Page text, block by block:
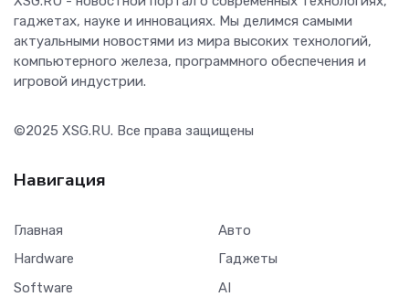
гаджетах, науке и инновациях. Мы делимся самыми
актуальными новостями из мира высоких технологий,
компьютерного железа, программного обеспечения и
игровой индустрии.
©2025 XSG.RU. Все права защищены
Навигация
Главная
Hardware
Software
Авто
Гаджеты
AI